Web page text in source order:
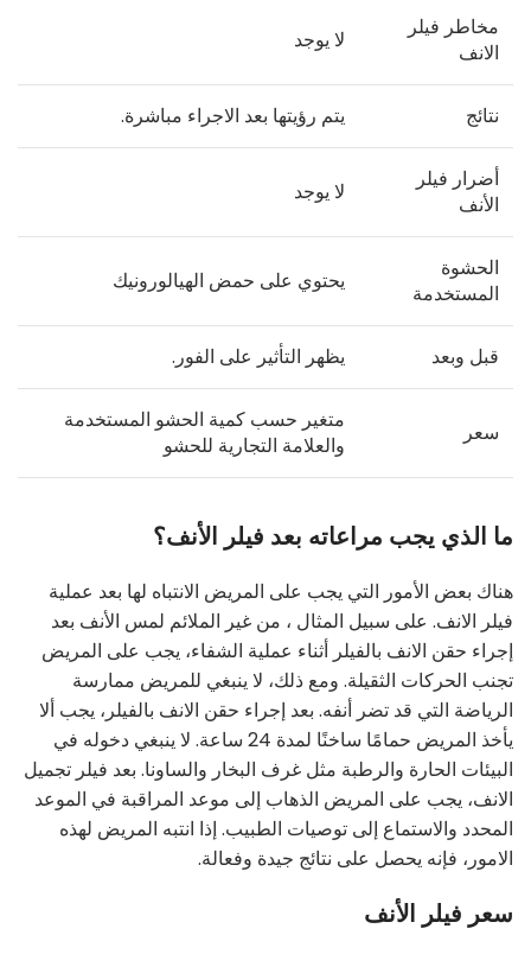
مخاطر فيلر
الانف
لا يوجد
نتائج يتم رؤيتها بعد الاجراء مباشرة.
أضرار فيلر
الأنف
لا يوجد
الحشوة
المستخدمة
يحتوي على حمض الهيالورونيك
قبل وبعد يظهر التأثير على الفور.
سعر
متغير حسب كمية الحشو المستخدمة
والعلامة التجارية للحشو
ما الذي يجب مراعاته بعد فيلر الأنف؟
هناك بعض الأمور التي يجب على المريض الانتباه لها بعد عملية
فيلر الانف. على سبيل المثال ، من غير الملائم لمس الأنف بعد
إجراء حقن الانف بالفيلر أثناء عملية الشفاء، يجب على المريض
تجنب الحركات الثقيلة. ومع ذلك، لا ينبغي للمريض ممارسة
الرياضة التي قد تضر أنفه. بعد إجراء حقن الانف بالفيلر، يجب ألا
يأخذ المريض حمامًا ساخنًا لمدة 24 ساعة. لا ينبغي دخوله في
البيئات الحارة والرطبة مثل غرف البخار والساونا. بعد فيلر تجميل
الانف، يجب على المريض الذهاب إلى موعد المراقبة في الموعد
المحدد والاستماع إلى توصيات الطبيب. إذا انتبه المريض لهذه
الامور، فإنه يحصل على نتائج جيدة وفعالة.
سعر فيلر الأنف